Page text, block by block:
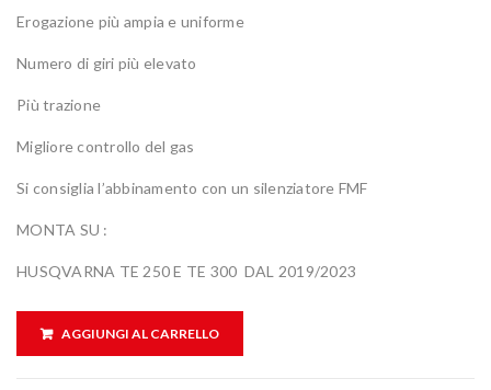
Erogazione più ampia e uniforme
Numero di giri più elevato
Più trazione
Migliore controllo del gas
Si consiglia l’abbinamento con un silenziatore FMF
MONTA SU :
HUSQVARNA TE 250 E TE 300 DAL 2019/2023
AGGIUNGI AL CARRELLO